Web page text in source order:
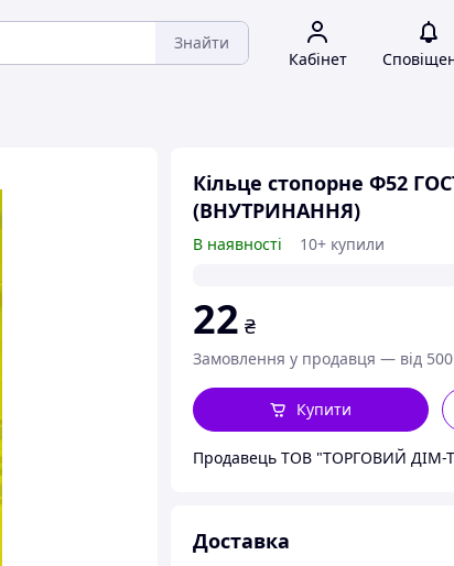
Знайти
Кабінет
Кільце стопорне Ф52
(ВНУТРИНАННЯ)
В наявності 10+ купили
22 ₴
Замовлення у продавця — від
Купити
Продавець ТОВ "ТОРГОВИЙ ДІМ-
Доставка